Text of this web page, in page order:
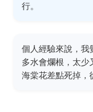
行。
個人經驗來說，我
多水會爛根，太少
海棠花差點死掉，